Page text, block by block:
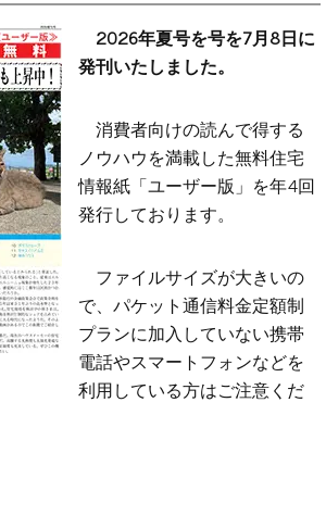
2026年夏号を号を7月8日に
発刊いたしました。
消費者向けの読んで得する
ノウハウを満載した無料住宅
情報紙「ユーザー版」を年4回
発行しております。
ファイルサイズが大きいの
で、パケット通信料金定額制
プランに加入していない携帯
電話やスマートフォンなどを
利用している方はご注意くだ